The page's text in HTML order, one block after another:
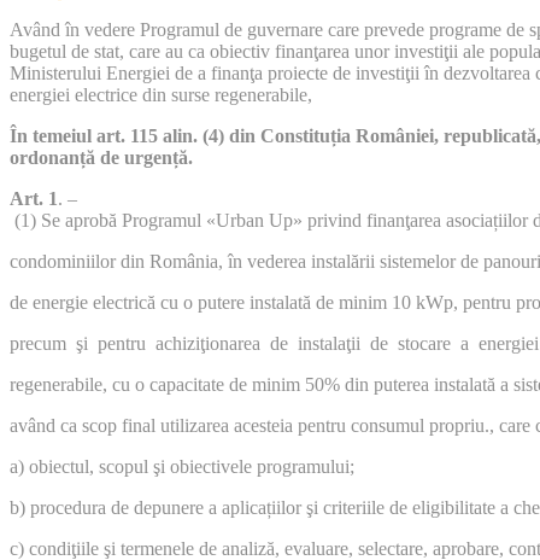
Având în vedere Programul de guvernare care prevede programe de
bugetul de stat, care au ca obiectiv finanţarea unor investiţii ale
Ministerului Energiei de a finanţa proiecte de investiţii în
energiei electrice din surse regenerabile,
În temeiul art. 115 alin. (4) din Constituția României,
ordonanță de urgență.
Art. 1. –
(1) Se aprobă Programul «Urban Up» privind finanţarea asociațiilor
condominiilor din România, în vederea instalării sistemelor de
de energie electrică cu o putere instalată de minim 10 kWp, pentru
precum şi pentru achiziţionarea de instalaţii de stocare a
regenerabile, cu o capacitate de minim 50% din puterea instalată a
având ca scop final utilizarea acesteia pentru consumul propriu.,
a) obiectul, scopul şi obiectivele programului;
b) procedura de depunere a aplicațiilor şi criteriile de eligibilitate a
c) condiţiile şi termenele de analiză, evaluare, selectare, aprobare,